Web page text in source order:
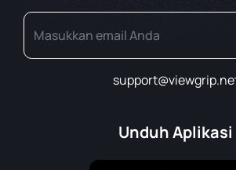
Unduh Aplikasi